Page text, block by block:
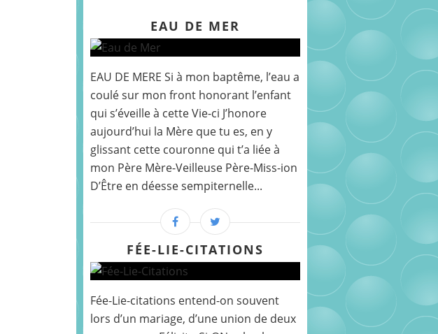
EAU DE MER
EAU DE MERE Si à mon baptême, l’eau a
coulé sur mon front honorant l’enfant
qui s’éveille à cette Vie-ci J’honore
aujourd’hui la Mère que tu es, en y
glissant cette couronne qui t’a liée à
mon Père Mère-Veilleuse Père-Miss-ion
D’Être en déesse sempiternelle...
FÉE-LIE-CITATIONS
Fée-Lie-citations entend-on souvent
lors d’un mariage, d’une union de deux